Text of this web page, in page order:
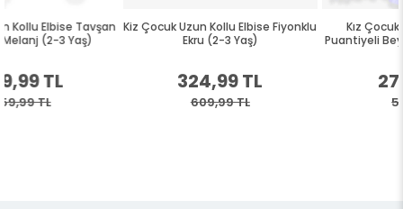
Kiz Çocuk Uzun Kollu Elbise Fiyonklu
Ekru (2-3 Yaş)
Kız Çocuk Uzun Kollu Elbise
Puantiyeli Beyaz Çiçekli Gri (3